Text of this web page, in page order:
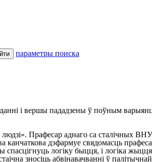
параметры поиска
і вершы пададзены ў поўным
Прафесар аднаго са сталічных
дэфармуе свядомасць
логіку быцця, і логіка
зносіць абвінавачванні ў